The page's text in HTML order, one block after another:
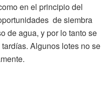
en el principio del
de siembra
de agua, y por lo tanto se
Algunos lotes no se